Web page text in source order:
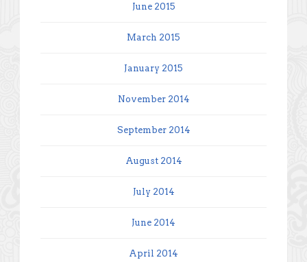
June 2015
March 2015
January 2015
November 2014
September 2014
August 2014
July 2014
June 2014
April 2014